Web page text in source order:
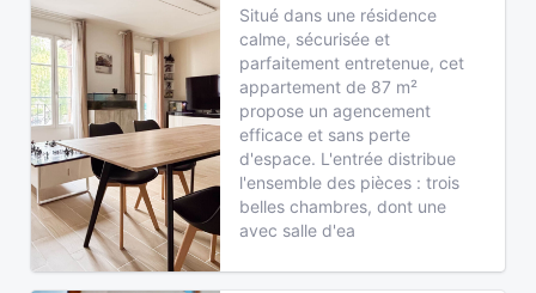
Situé dans une résidence
calme, sécurisée et
parfaitement entretenue, cet
appartement de 87 m²
propose un agencement
efficace et sans perte
d'espace. L'entrée distribue
l'ensemble des pièces : trois
belles chambres, dont une
avec salle d'ea